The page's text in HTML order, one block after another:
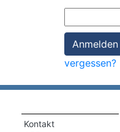
vergessen?
Kontakt